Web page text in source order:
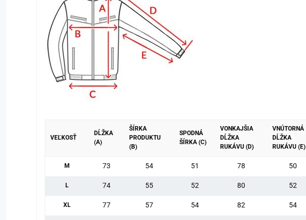
VEĽKOSŤ
DĹŽKA
(A)
ŠÍRKA
PRODUKTU
(B)
SPODNÁ
ŠÍRKA (C)
VONKAJŠIA
DĹŽKA
RUKÁVU (D)
VNÚTORNÁ
DĹŽKA
RUKÁVU (E)
M 73 54 51 78 50
L 74 55 52 80 52
XL 77 57 54 82 54